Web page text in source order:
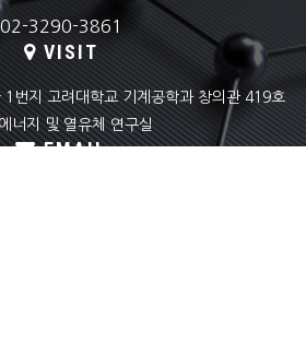
02-3290-3861
VISIT
번지 고려대학교 기계공학과 창의관 419호
너지 및 열유체 연구실
EMAIL